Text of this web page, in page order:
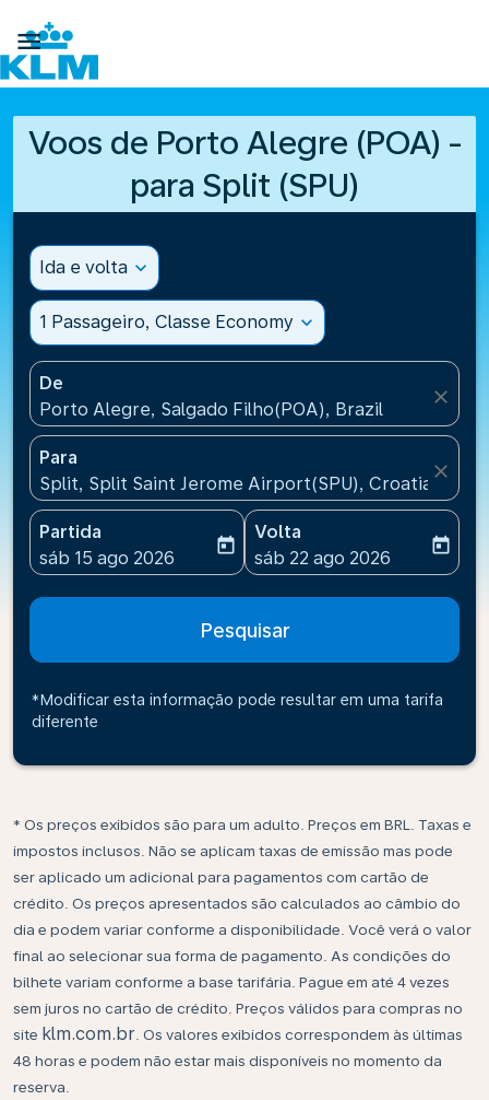

Voos de Porto Alegre (POA) -
para Split (SPU)
Ida e volta expand_more
1 Passageiro, Classe Economy expand_more
De
Porto Alegre, Salgado Filho(POA), Brazil
close
Para
Split, Split Saint Jerome Airport(SPU), Croatia
close
Partida
fc-booking-departure-date-aria-label
sáb 15 ago 2026
today
Volta
fc-booking-return-date-
sáb 22 ago 2026
today
Pesquisar
*Modificar esta informação pode resultar em uma tarifa
diferente
* Os preços exibidos são para um adulto. Preços em BRL. Taxas e
impostos inclusos. Não se aplicam taxas de emissão mas pode
ser aplicado um adicional para pagamentos com cartão de
crédito. Os preços apresentados são calculados ao câmbio do
dia e podem variar conforme a disponibilidade. Você verá o valor
final ao selecionar sua forma de pagamento. As condições do
bilhete variam conforme a base tarifária. Pague em até 4 vezes
sem juros no cartão de crédito. Preços válidos para compras no
site klm.com.br . Os valores exibidos correspondem às últimas
48 horas e podem não estar mais disponíveis no momento da
reserva.